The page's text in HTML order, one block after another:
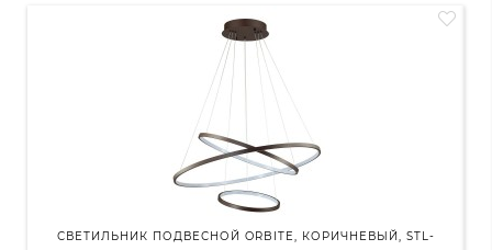
СВЕТИЛЬНИК ПОДВЕСНОЙ ORBITE, КОРИЧНЕВЫЙ, STL-